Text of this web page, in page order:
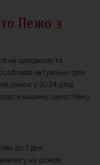
Пежо з
на швидкому та
актуально для
ринок у 2024 році
машину самостійно
до 1 дня.
на основі